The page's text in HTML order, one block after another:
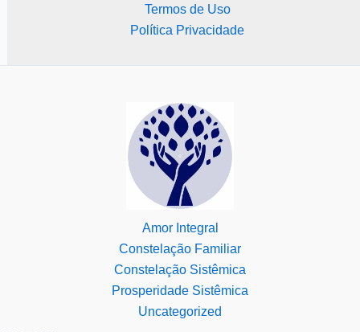
Termos de Uso
Política Privacidade
Amor Integral
Constelação Familiar
Constelação Sistêmica
Prosperidade Sistêmica
Uncategorized